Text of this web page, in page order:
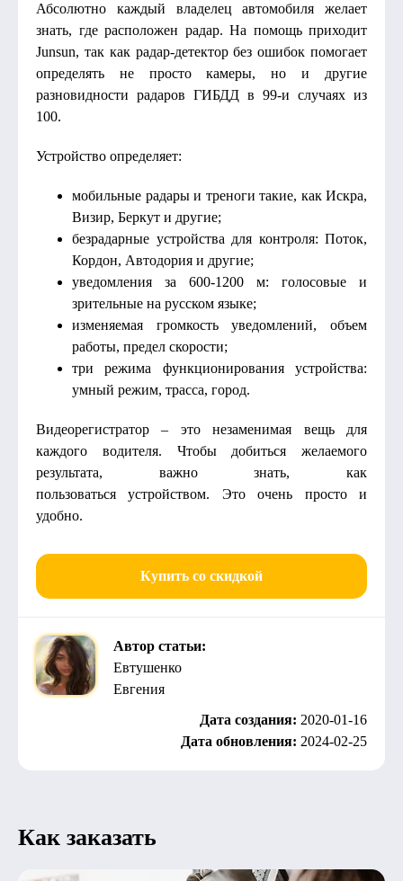
Абсолютно каждый владелец автомобиля желает
знать, где расположен радар. На помощь приходит
Junsun, так как радар-детектор без ошибок помогает
определять не просто камеры, но и другие
разновидности радаров ГИБДД в 99-и случаях из
100.
Устройство определяет:
мобильные радары и треноги такие, как Искра,
Визир, Беркут и другие;
безрадарные устройства для контроля: Поток,
Кордон, Автодория и другие;
уведомления за 600-1200 м: голосовые и
зрительные на русском языке;
изменяемая громкость уведомлений, объем
работы, предел скорости;
три режима функционирования устройства:
умный режим, трасса, город.
Видеорегистратор – это незаменимая вещь для
каждого водителя. Чтобы добиться желаемого
результата, важно знать, как
пользоваться устройством. Это очень просто и
удобно.
Купить со скидкой
Автор статьи:
Евтушенко
Евгения
Дата создания: 2020-01-16
Дата обновления: 2024-02-25
Как заказать